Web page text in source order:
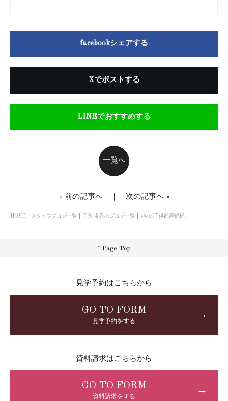
facebookシェアする
Xでポストする
LINEでおすすめする
一覧へ
« 前の記事へ｜ 次の記事へ»
HOME スタッフブログ一覧 三角 友香のブログ一覧 4帖の子供部屋解析。
↑ Page Top
見学予約はこちらから
GO TO FORM
見学予約をする
→
資料請求はこちらから
GO TO FORM
資料請求をする
→